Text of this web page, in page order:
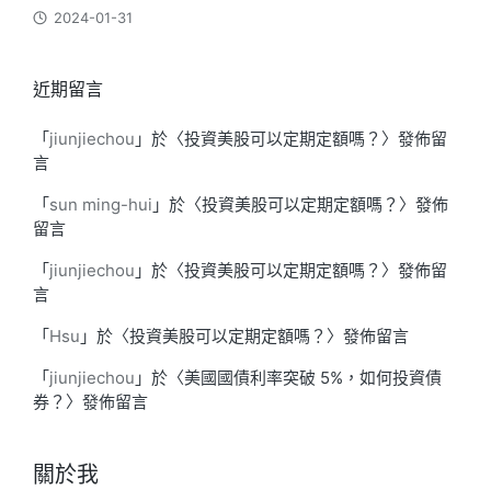
2024-01-31
近期留言
「jiunjiechou 」於〈投資美股可以定期定額嗎？ 〉發佈留
言
「sun ming-hui 」於〈投資美股可以定期定額嗎？ 〉發佈
留言
「jiunjiechou 」於〈投資美股可以定期定額嗎？ 〉發佈留
言
「Hsu 」於〈投資美股可以定期定額嗎？ 〉發佈留言
「jiunjiechou 」於〈美國國債利率突破 5%，如何投資債
券？ 〉發佈留言
關於我